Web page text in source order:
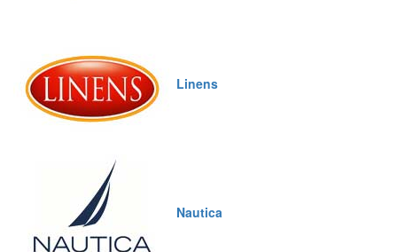
Linens
Nautica